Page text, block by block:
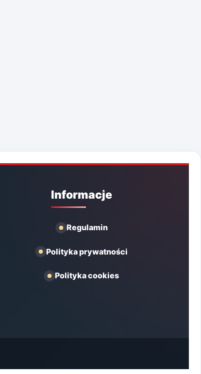
Informacje
Regulamin
Polityka prywatności
Polityka cookies